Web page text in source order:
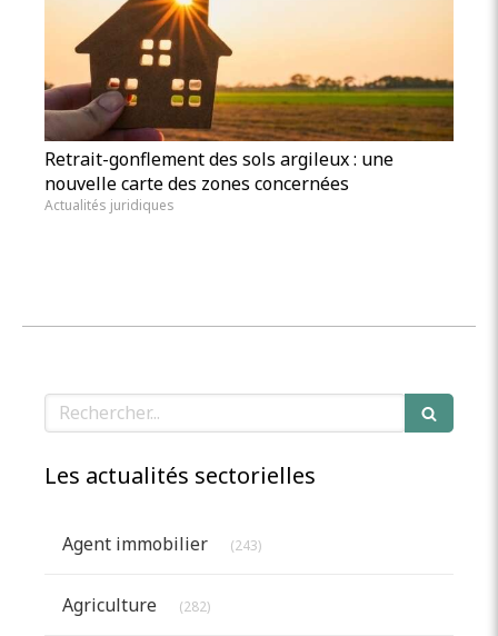
Retrait-gonflement des sols argileux : une
nouvelle carte des zones concernées
Actualités juridiques
Rechercher
Les actualités sectorielles
Agent immobilier (243)
Agriculture (282)